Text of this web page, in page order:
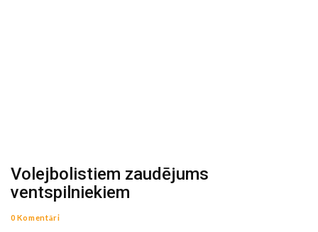
Volejbolistiem zaudējums
ventspilniekiem
0 Komentāri